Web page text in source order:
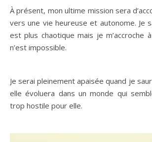
À présent, mon ultime mission sera
vers une vie heureuse et autonome. Je
est plus chaotique mais je m’accroche
n’est impossible.
Je serai pleinement apaisée quand je
elle évoluera dans un monde qui
trop hostile pour elle.